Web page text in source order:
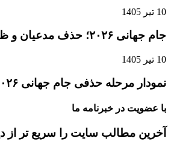
10 تیر 1405
جام جهانی ۲۰۲۶؛ حذف مدعیان و ظهور شگفتی‌ها
10 تیر 1405
نمودار مرحله حذفی جام جهانی ۲۰۲۶ پس از روز دوم مرحله یک‌شانزدهم نهایی
با عضویت در خبرنامه ما
آخرین مطالب سایت را سریع تر از